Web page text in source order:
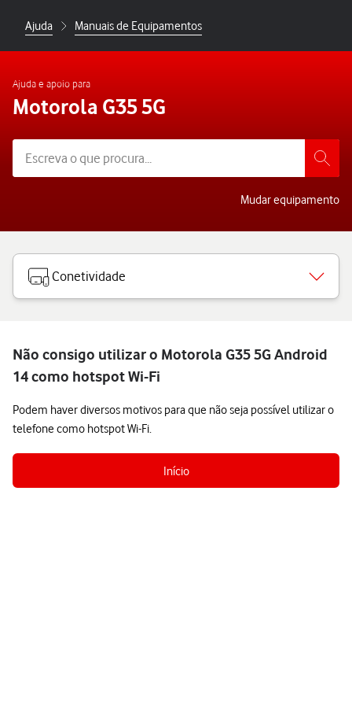
Ajuda Manuais de Equipamentos
Ajuda e apoio para
Motorola G35 5G
Mudar equipamento
Conetividade
Não consigo utilizar o Motorola G35 5G Android
14 como hotspot Wi-Fi
Podem haver diversos motivos para que não seja possível utilizar o
telefone como hotspot Wi-Fi.
Início